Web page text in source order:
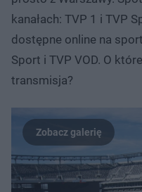
kanałach: TVP 1 i TVP
dostępne online na
Sport i TVP VOD. O
transmisja?